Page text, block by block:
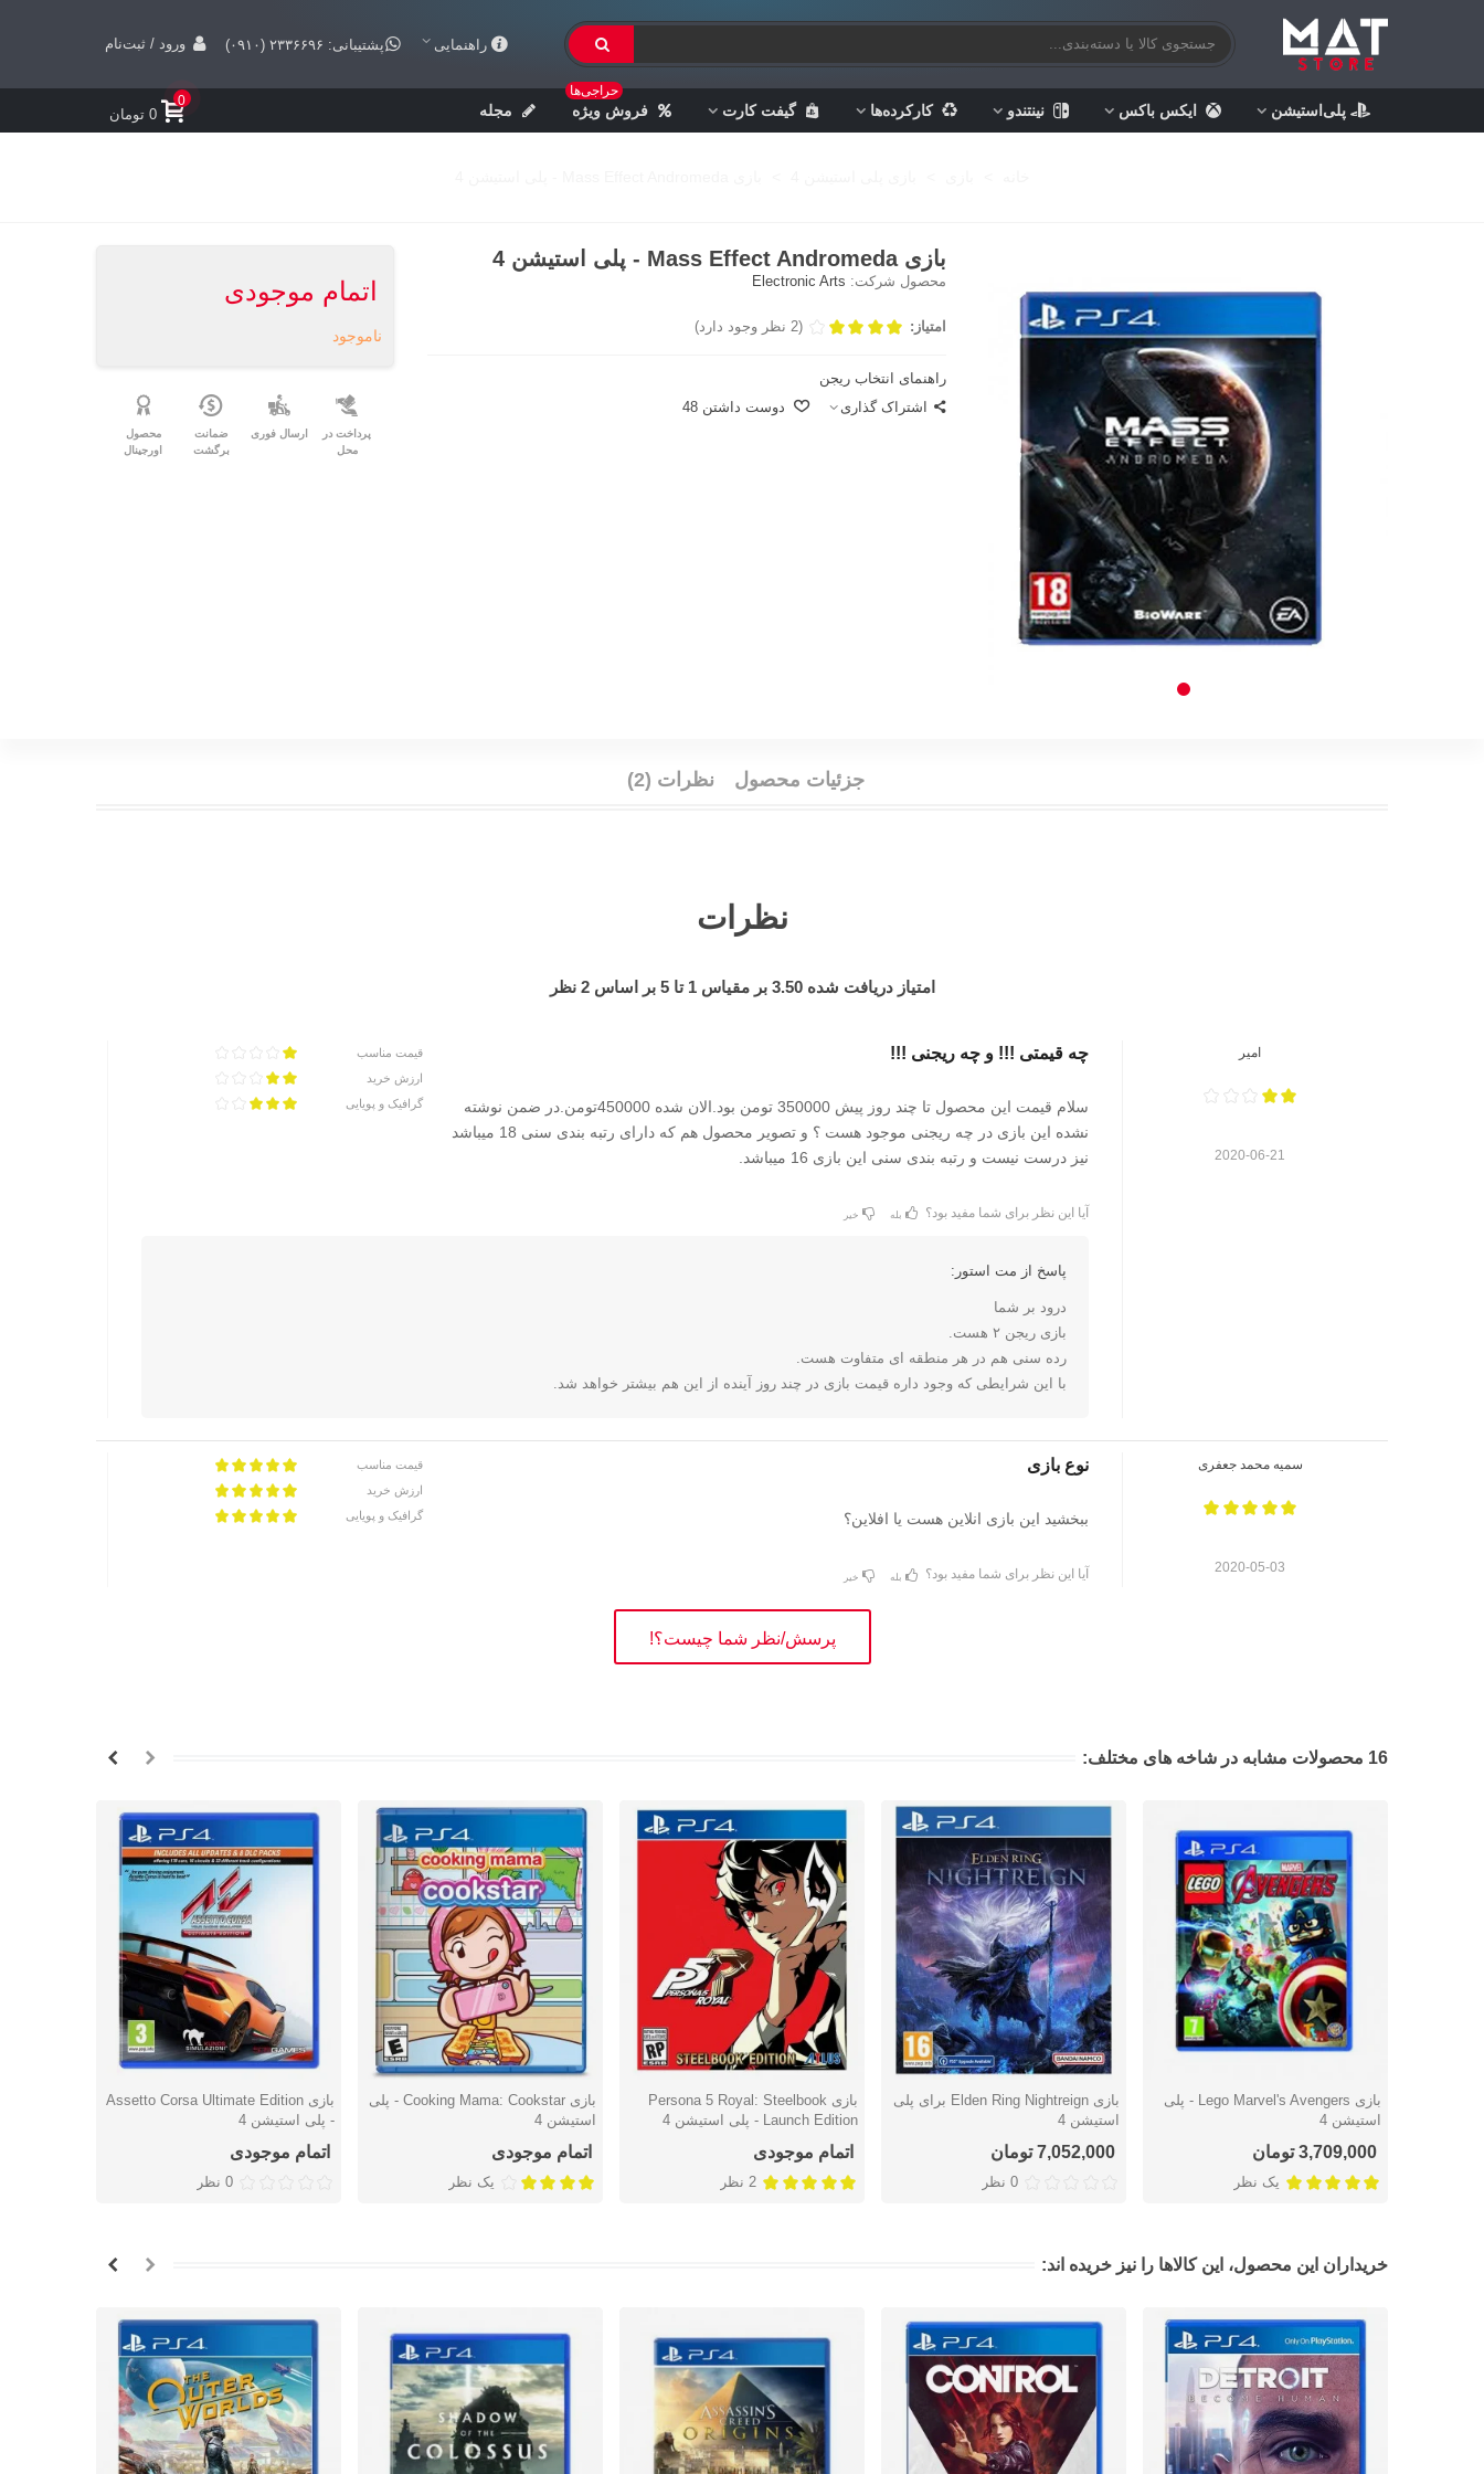
راهنمایی پشتیبانی: ۲۳۳۶۶۹۶ (۰۹۱۰) ورود / ثبت‌نام
پلی‌استیشن ایکس باکس نینتندو کارکرده‌ها گیفت کارت فروش ویژه
حراجی‌ها
مجله
0
0 تومان
بازی Mass Effect Andromeda - پلی استیشن 4
محصول شرکت: Electronic Arts
امتیاز: (2 نظر وجود دارد)
راهنمای انتخاب ریجن
اشتراک گذاری
دوست داشتن 48
اتمام موجودی
ناموجود
پرداخت در
محل
ارسال فوری
ضمانت
برگشت
محصول
اورجینال
جزئیات محصول نظرات (2)
نظرات
امتیاز دریافت شده3.50 بر مقیاس1 تا5 بر اساس2 نظر
امیر
2020-06-21
چه قیمتی !!! و چه ریجنی !!!
سلام قیمت این محصول تا چند روز پیش 350000 تومن بود.الان شده 450000تومن.در ضمن نوشته
نشده این بازی در چه ریجنی موجود هست ؟ و تصویر محصول هم که دارای رتبه بندی سنی 18 میباشد
نیز درست نیست و رتبه بندی سنی این بازی 16 میباشد.
قیمت مناسب
ارزش خرید
گرافیک و پویایی
آیا این نظر برای شما مفید بود؟ بله خیر
پاسخ از مت استور:
درود بر شما
بازی ریجن ۲ هست.
رده سنی هم در هر منطقه ای متفاوت هست.
با این شرایطی که وجود داره قیمت بازی در چند روز آینده از این هم بیشتر خواهد شد.
سمیه محمد جعفری
2020-05-03
نوع بازی
ببخشید این بازی انلاین هست یا افلاین؟
قیمت مناسب
ارزش خرید
گرافیک و پویایی
آیا این نظر برای شما مفید بود؟ بله خیر
پرسش/نظر شما چیست؟!
16 محصولات مشابه در شاخه های مختلف:
دوست داشتن
بازی Lego Marvel's Avengers - پلی
استیشن 4
3,709,000 تومان
یک نظر
دوست داشتن
بازی Elden Ring Nightreign برای پلی
استیشن 4
7,052,000 تومان
0 نظر
دوست داشتن
بازی Persona 5 Royal: Steelbook
Launch Edition - پلی استیشن 4
اتمام موجودی
2 نظر
دوست داشتن
بازی Cooking Mama: Cookstar - پلی
استیشن 4
اتمام موجودی
یک نظر
دوست داشتن
بازی Assetto Corsa Ultimate Edition
- پلی استیشن 4
اتمام موجودی
0 نظر
خریداران این محصول، این کالاها را نیز خریده اند: